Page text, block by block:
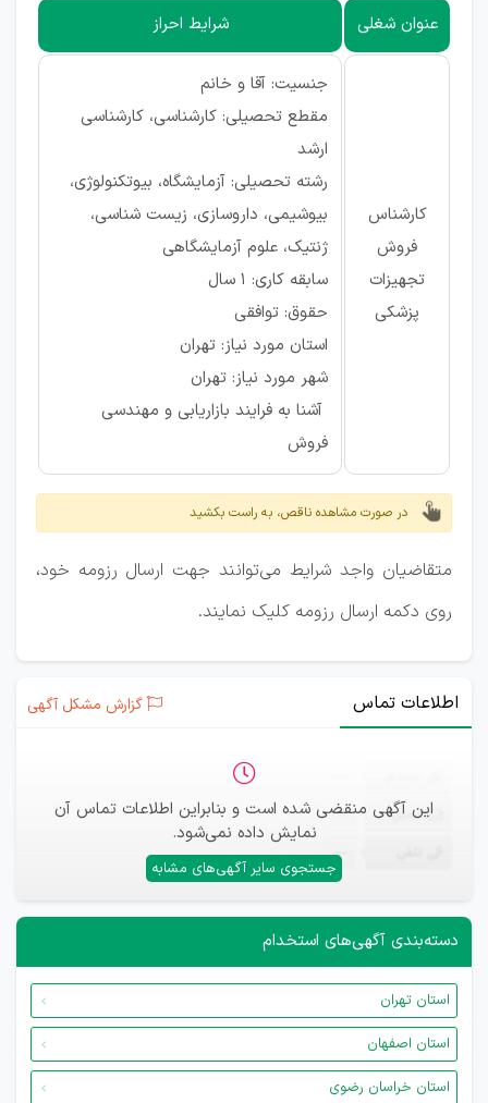
عنوان شغلی شرایط احراز
کارشناس
فروش
تجهیزات
پزشکی
جنسیت: آقا و خانم
مقطع تحصیلی: کارشناسی، کارشناسی
ارشد
رشته تحصیلی: آزمایشگاه، بیوتکنولوژی،
بیوشیمی، داروسازی، زیست شناسی،
ژنتیک، علوم آزمایشگاهی
سابقه کاری: ۱ سال
حقوق: توافقی
استان مورد نیاز: تهران
شهر مورد نیاز: تهران
آشنا به فرایند بازاریابی و مهندسی
فروش
در صورت مشاهده ناقص، به راست بکشید
متقاضیان واجد شرایط می‌توانند جهت ارسال رزومه خود،
روی دکمه ارسال رزومه کلیک نمایند.
اطلاعات تماس گزارش مشکل آگهی
این آگهی منقضی شده است و بنابراین اطلاعات تماس آن
نمایش داده نمی‌شود.
جستجوی سایر آگهی‌های مشابه
ایمیل —
—
دسته‌بندی آگهی‌های استخدام
استان تهران
استان اصفهان
استان خراسان رضوی